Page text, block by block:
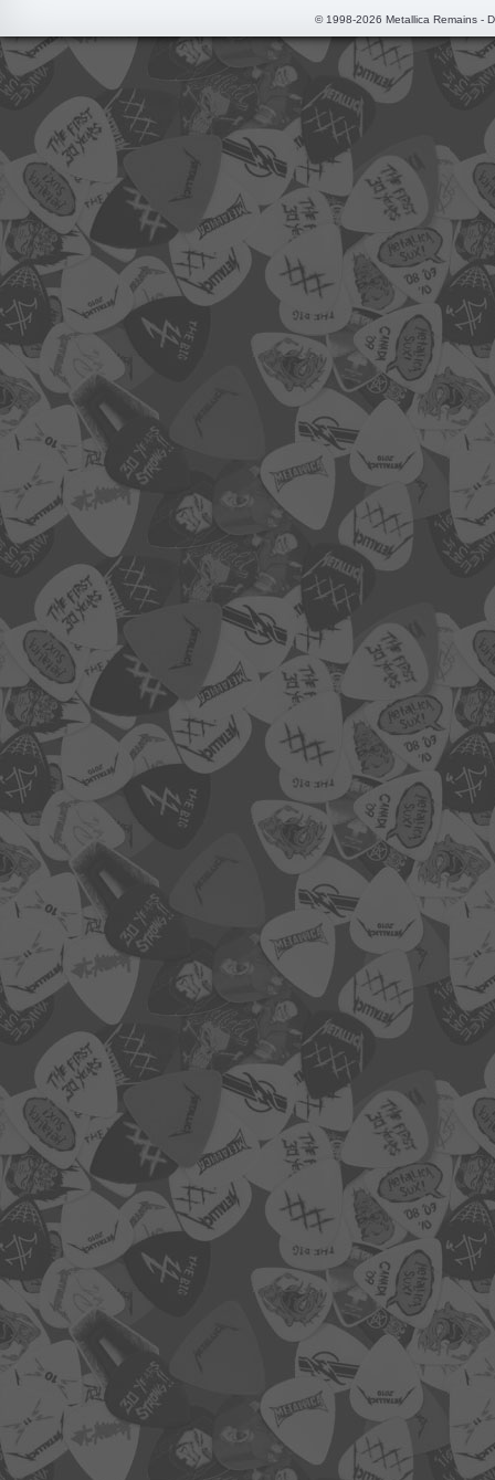
© 1998-2026 Metallica Remains -